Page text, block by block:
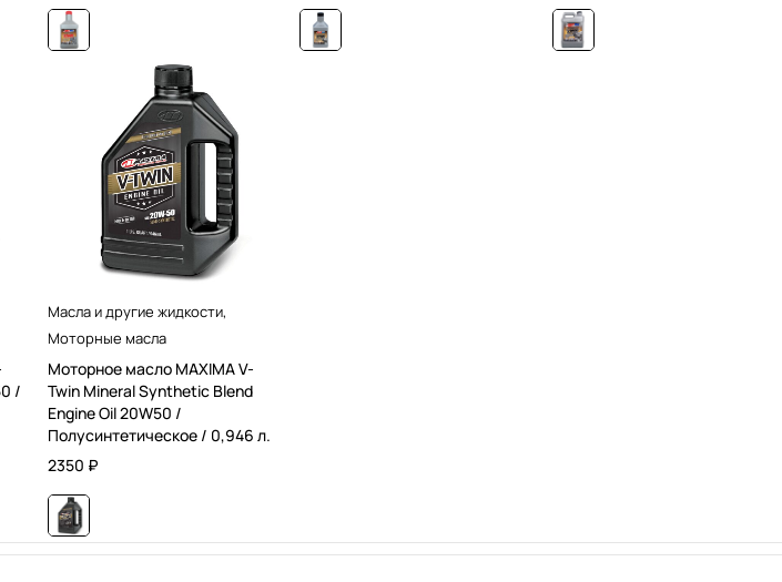
/
Масла и другие жидкости,
Моторные масла
Моторное масло MAXIMA V-
Twin Mineral Synthetic Blend
Engine Oil 20W50 /
Полусинтетическое / 0,946 л.
2350 ₽